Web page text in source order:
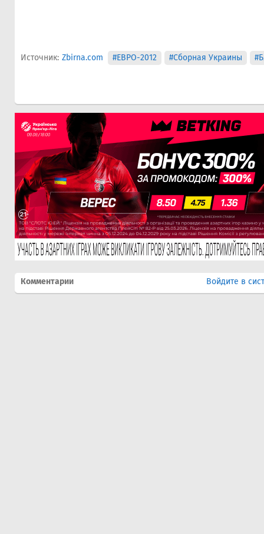
Источник: Zbirna.com #ЕВРО-2012 #Сборная Украины
Комментарии Войдите в